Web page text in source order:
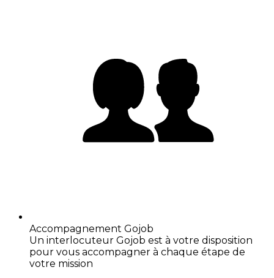
Accompagnement Gojob
Un interlocuteur Gojob est à votre disposition
pour vous accompagner à chaque étape de
votre mission